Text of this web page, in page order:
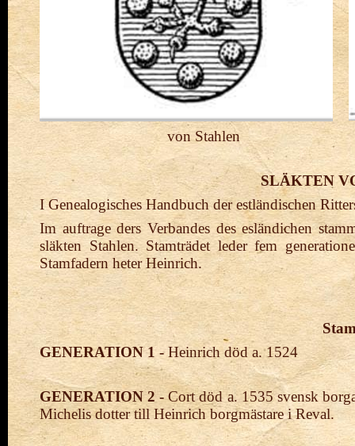
von Stahlen
SLÄKTEN
I Genealogisches Handbuch der estländischen
Im auftrage ders Verbandes des esländichen
släkten Stahlen. Stamträdet leder fem
Stamfadern heter Heinrich.
GENERATION 1 -Heinrich död a. 1524
GENERATION 2 -Cort död a. 1535 svensk
Michelis dotter till Heinrich borgmästare i Reval.